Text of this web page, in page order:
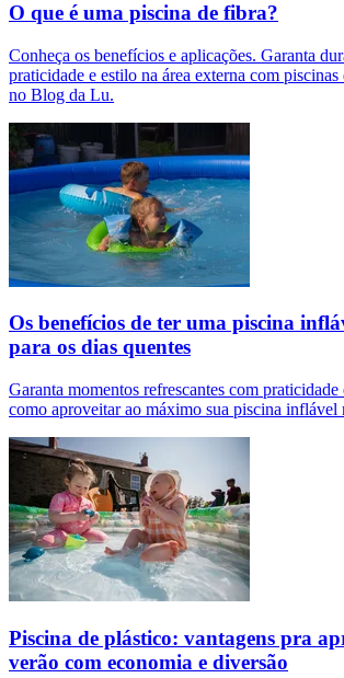
O que é uma piscina de fibra?
Conheça os benefícios e aplicações. Garanta
praticidade e estilo na área externa com
no Blog da Lu.
Os benefícios de ter uma piscina
para os dias quentes
Garanta momentos refrescantes com
como aproveitar ao máximo sua piscina
Piscina de plástico: vantagens pra
verão com economia e diversão